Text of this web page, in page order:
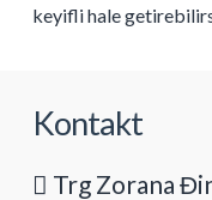
keyifli hale
Kontakt
Trg Zorana